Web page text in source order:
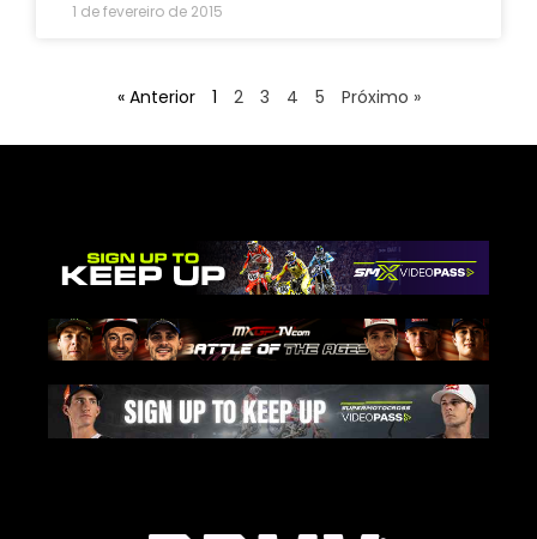
1 de fevereiro de 2015
« Anterior 1 2 3 4 5 Próximo »